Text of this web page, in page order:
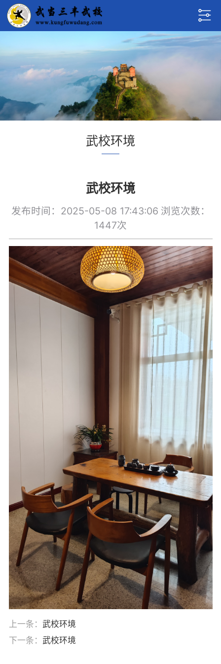
武校环境
武校环境
发布时间：2025-05-08 17:43:06 浏览次数：
1447次
上一条： 武校环境
下一条： 武校环境